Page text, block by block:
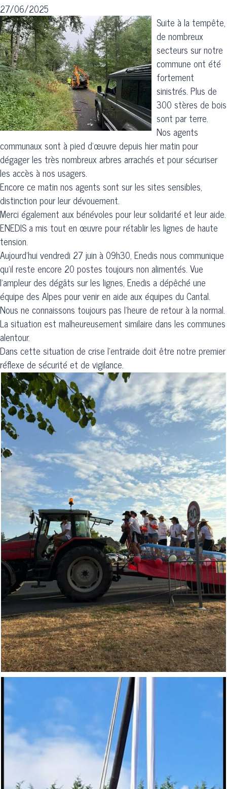
27/06/2025
Suite à la tempête,
de nombreux
secteurs sur notre
commune ont été
fortement
sinistrés. Plus de
300 stères de bois
sont par terre.
Nos agents
communaux sont à pied d’œuvre depuis hier matin pour
dégager les très nombreux arbres arrachés et pour sécuriser
les accès à nos usagers.
Encore ce matin nos agents sont sur les sites sensibles,
distinction pour leur dévouement.
Merci également aux bénévoles pour leur solidarité et leur aide.
ENEDIS a mis tout en œuvre pour rétablir les lignes de haute
tension.
Aujourd'hui vendredi 27 juin à 09h30, Enedis nous communique
qu'il reste encore 20 postes toujours non alimentés. Vue
l'ampleur des dégâts sur les lignes, Enedis a dépêché une
équipe des Alpes pour venir en aide aux équipes du Cantal.
Nous ne connaissons toujours pas l'heure de retour à la normal.
La situation est malheureusement similaire dans les communes
alentour.
Dans cette situation de crise l'entraide doit être notre premier
réflexe de sécurité et de vigilance.